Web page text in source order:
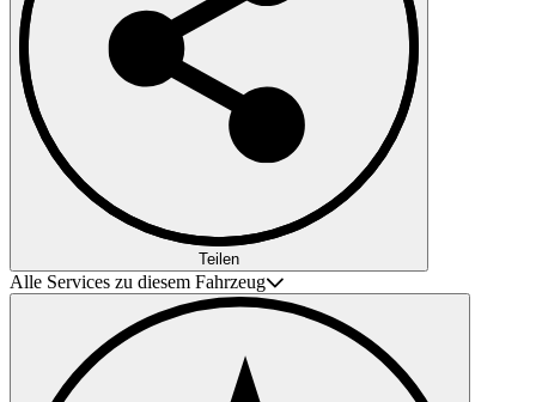
Teilen
Alle Services zu diesem Fahrzeug